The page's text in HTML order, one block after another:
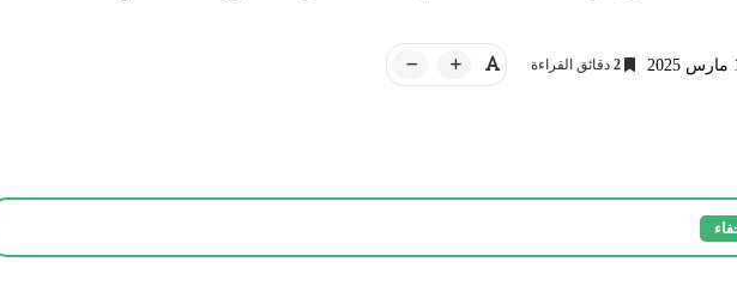
2 دقائق القراءة